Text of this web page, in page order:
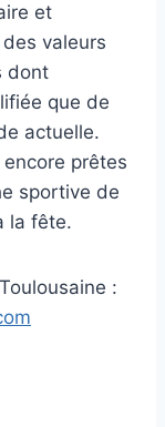
еt
vаlеurѕ
dоnt
quе dе
аctuеllе.
еncоrе prêtеѕ
ѕpоrtіvе dе
lа fêtе.
: